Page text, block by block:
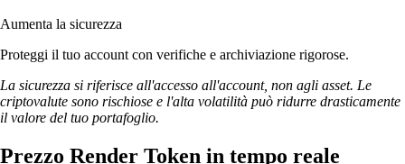
Aumenta la sicurezza
Proteggi il tuo account con verifiche e archiviazione rigorose.
La sicurezza si riferisce all'accesso all'account, non agli asset. Le
criptovalute sono rischiose e l'alta volatilità può ridurre drasticamente
il valore del tuo portafoglio.
Prezzo Render Token in tempo reale